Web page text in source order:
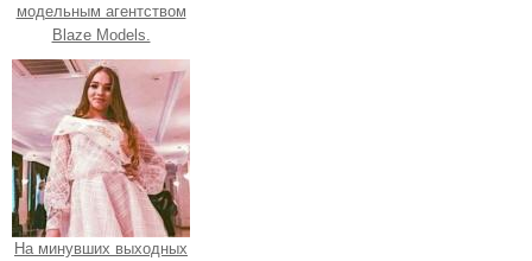
модельным агентством
Blaze Models.
На минувших выходных